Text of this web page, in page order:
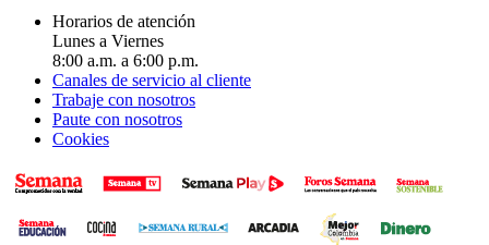
Horarios de atención
Lunes a Viernes
8:00 a.m. a 6:00 p.m.
Canales de servicio al cliente
Trabaje con nosotros
Paute con nosotros
Cookies